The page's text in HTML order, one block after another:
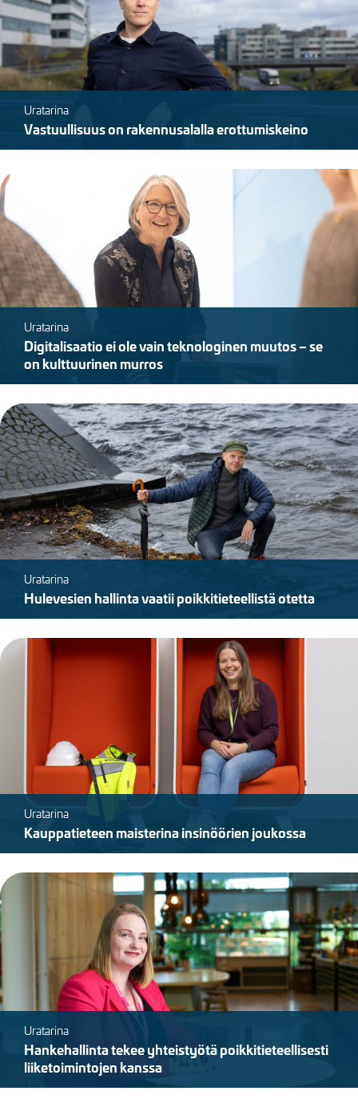
Uratarina
Vastuullisuus on rakennusalalla erottumiskeino
Kuva
Uratarina
Digitalisaatio ei ole vain teknologinen muutos – se
on kulttuurinen murros
Kuva
Uratarina
Hulevesien hallinta vaatii poikkitieteellistä otetta
Kuva
Uratarina
Kauppatieteen maisterina insinöörien joukossa
Kuva
Uratarina
Hankehallinta tekee yhteistyötä poikkitieteellisesti
liiketoimintojen kanssa